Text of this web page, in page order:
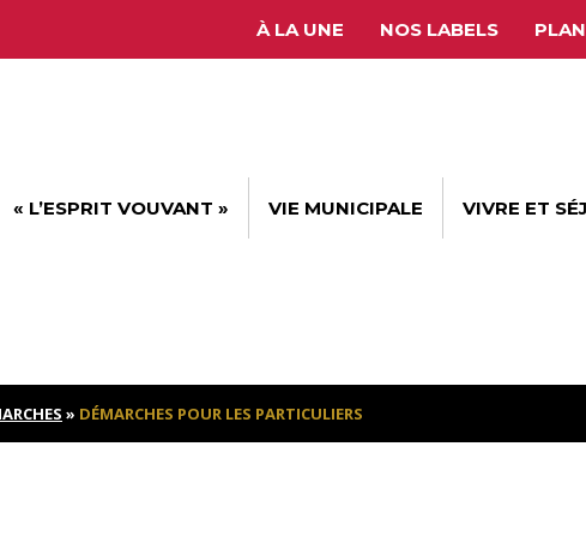
À LA UNE NOS LABELS
« L’ESPRIT VOUVANT » VIE MUNICIPALE VIVRE ET
» DÉMARCHES POUR LES PARTICULIERS